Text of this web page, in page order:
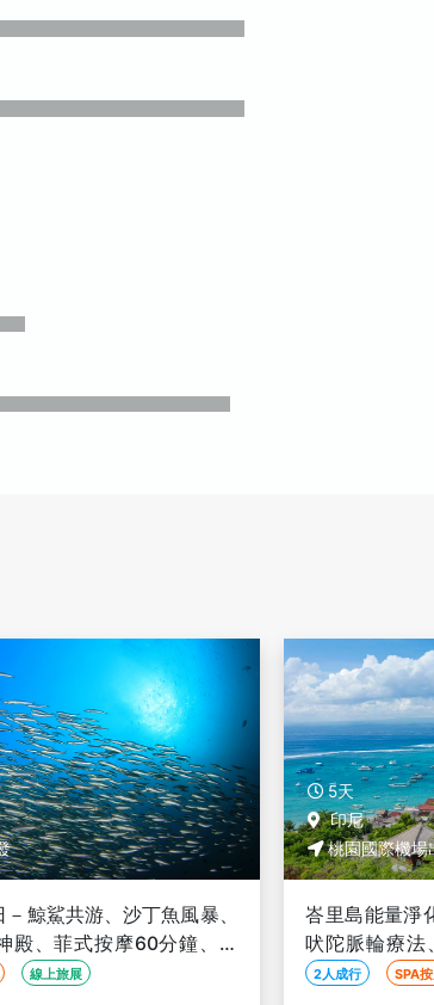
－音療+熱石按摩、阿育
珈+Lulur Spa 每日一課容
2人成行】
自然生態
4天
美國
桃園國際機場
關島樂享４日
蹤、香蕉船水
PIC 魔術秀【
2人成行 線上